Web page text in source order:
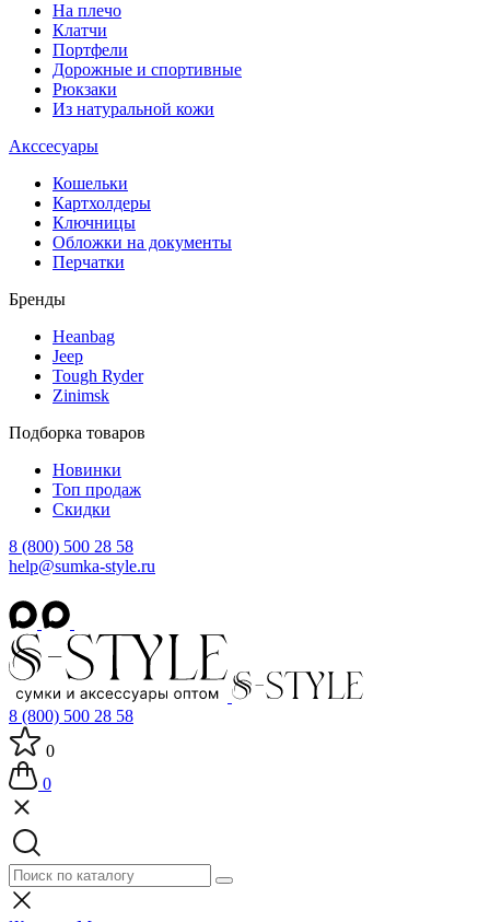
На плечо
Клатчи
Портфели
Дорожные и спортивные
Рюкзаки
Из натуральной кожи
Акссесуары
Кошельки
Картхолдеры
Ключницы
Обложки на документы
Перчатки
Бренды
Heanbag
Jeep
Tough Ryder
Zinimsk
Подборка товаров
Новинки
Топ продаж
Скидки
8 (800) 500 28 58
help@sumka-style.ru
8 (800) 500 28 58
0
0